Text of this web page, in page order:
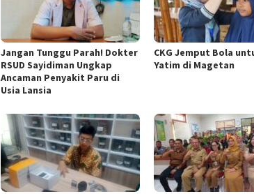
Jangan Tunggu Parah! Dokter
RSUD Sayidiman Ungkap
Ancaman Penyakit Paru di
Usia Lansia
CKG Jemput Bola
Yatim di Magetan